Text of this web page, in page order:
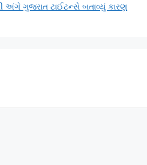
અંગે ગુજરાત ટાઈટન્સે બતાવ્યું કારણ